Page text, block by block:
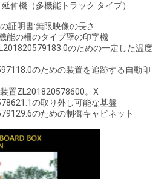
伸機（多機能トラック タイプ）
証明書:無限映像の長さ
能の柵のタイプ壁の印字機
のための一定した温度
のための装置を追跡する自動印
置ZL201820578600。X
の取り外し可能な基盤
のための制御キャビネット